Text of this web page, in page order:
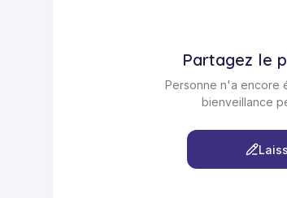
Partagez le
Personne n'a encore
bienveillance